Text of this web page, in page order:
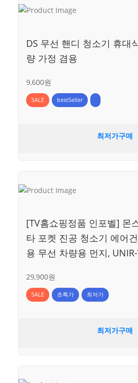
DS 무선 핸디 청소기 휴대
량 가정 겸용
9,600원
SALE bestSeller
최저가구매
[TV홈쇼핑정품 인포벨] 몬
타 포켓 진공 청소기 에어
용 무선 차량용 먼지,
29,900원
SALE 초특가 최저가
최저가구매